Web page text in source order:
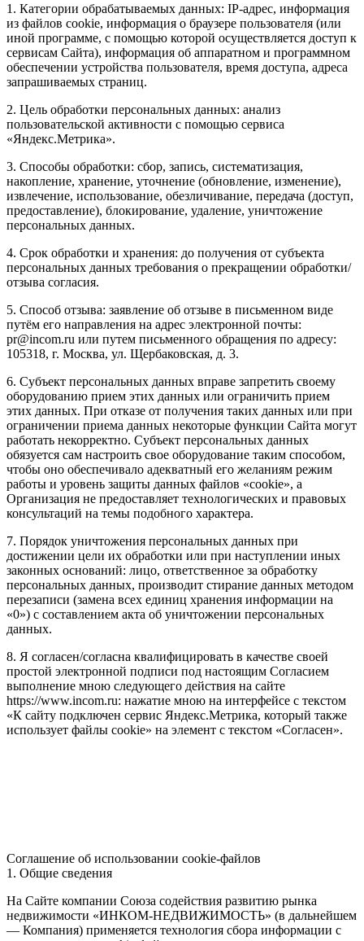
1. Категории обрабатываемых данных: IP-адрес, информация
из файлов cookie, информация о браузере пользователя (или
иной программе, с помощью которой осуществляется доступ к
сервисам Сайта), информация об аппаратном и программном
обеспечении устройства пользователя, время доступа, адреса
запрашиваемых страниц.
2. Цель обработки персональных данных: анализ
пользовательской активности с помощью сервиса
«Яндекс.Метрика».
3. Способы обработки: сбор, запись, систематизация,
накопление, хранение, уточнение (обновление, изменение),
извлечение, использование, обезличивание, передача (доступ,
предоставление), блокирование, удаление, уничтожение
персональных данных.
4. Срок обработки и хранения: до получения от субъекта
персональных данных требования о прекращении обработки/
отзыва согласия.
5. Способ отзыва: заявление об отзыве в письменном виде
путём его направления на адрес электронной почты:
pr@incom.ru или путем письменного обращения по адресу:
105318, г. Москва, ул. Щербаковская, д. 3.
6. Субъект персональных данных вправе запретить своему
оборудованию прием этих данных или ограничить прием
этих данных. При отказе от получения таких данных или при
ограничении приема данных некоторые функции Сайта могут
работать некорректно. Субъект персональных данных
обязуется сам настроить свое оборудование таким способом,
чтобы оно обеспечивало адекватный его желаниям режим
работы и уровень защиты данных файлов «cookie», а
Организация не предоставляет технологических и правовых
консультаций на темы подобного характера.
7. Порядок уничтожения персональных данных при
достижении цели их обработки или при наступлении иных
законных оснований: лицо, ответственное за обработку
персональных данных, производит стирание данных методом
перезаписи (замена всех единиц хранения информации на
«0») с составлением акта об уничтожении персональных
данных.
8. Я согласен/согласна квалифицировать в качестве своей
простой электронной подписи под настоящим Согласием
выполнение мною следующего действия на сайте
https://www.incom.ru: нажатие мною на интерфейсе с текстом
«К сайту подключен сервис Яндекс.Метрика, который также
использует файлы cookie» на элемент с текстом «Согласен».
Соглашение об использовании cookie-файлов
1. Общие сведения
На Сайте компании Союза содействия развитию рынка
недвижимости «ИНКОМ-НЕДВИЖИМОСТЬ» (в дальнейшем
— Компания) применяется технология сбора информации с